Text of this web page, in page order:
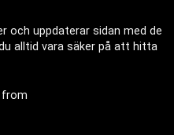
och uppdaterar sidan med de
alltid vara säker på att hitta
from